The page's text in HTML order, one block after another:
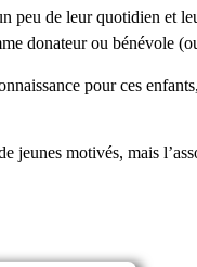
peu de leur quotidien et
donateur ou bénévole
pour ces
jeunes motivés, mais